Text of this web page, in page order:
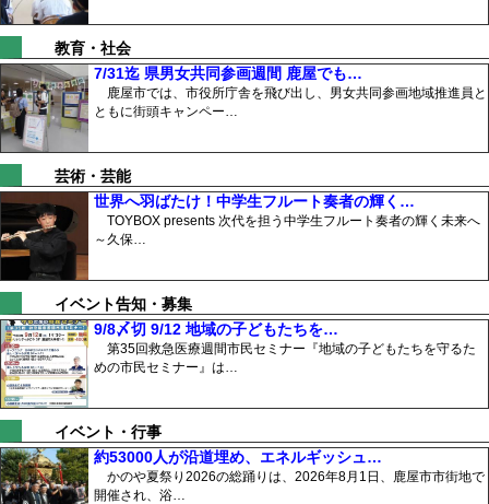
教育・社会
7/31迄 県男女共同参画週間 鹿屋でも…
鹿屋市では、市役所庁舎を飛び出し、男女共同参画地域推進員と
ともに街頭キャンペー…
芸術・芸能
世界へ羽ばたけ！中学生フルート奏者の輝く…
TOYBOX presents 次代を担う中学生フルート奏者の輝く未来へ
～久保…
イベント告知・募集
9/8〆切 9/12 地域の子どもたちを…
第35回救急医療週間市民セミナー『地域の子どもたちを守るた
めの市民セミナー』は…
イベント・行事
約53000人が沿道埋め、エネルギッシュ…
かのや夏祭り2026の総踊りは、2026年8月1日、鹿屋市市街地で
開催され、浴…